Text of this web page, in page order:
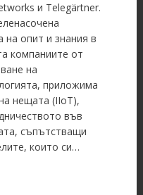
и Telegärtner.
опит и знания в
компаниите от
на
приложима
нещата (IIoT),
във
съпътстващи
които си…